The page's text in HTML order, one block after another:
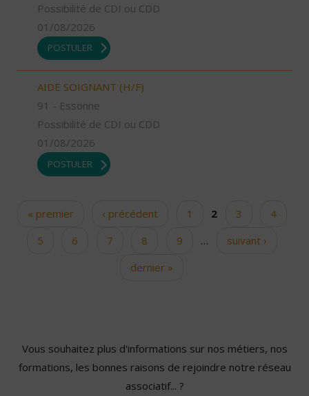
Possibilité de CDI ou CDD
01/08/2026
POSTULER
AIDE SOIGNANT (H/F)
91 - Essonne
Possibilité de CDI ou CDD
01/08/2026
POSTULER
Pages« premier ‹ précédent 1 2 3
4
5
6 7 8 9 …
suivant ›
dernier »
Vous souhaitez plus d'informations sur nos métiers, nos
formations, les bonnes raisons de rejoindre notre réseau
associatif... ?